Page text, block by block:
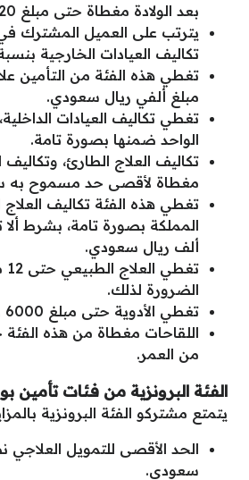
بعد الولادة مغطاة حتى مبلغ 20 ألف ريال سعودي.
يترتب على العميل المشترك
تكاليف العيادات الخارجية بنسبة 25% كحد
تغطي هذه الفئة من التأمين
مبلغ ألفي ريال سعودي.
تغطي تكاليف العيادات
الواحد ضمنها بصورة تامة.
تكاليف العلاج الطارئ،
مغطاة لأقصى حد مسموح به
تغطي هذه الفئة تكاليف
المملكة بصورة تامة، بشرط
ألف ريال سعودي.
الضرورة لذلك.
تغطي الأدوية حتى مبلغ 6000 ريال سعودي.
اللقاحات مغطاة من هذه
من العمر.
الفئة البرونزية من فئات تأمين
يتمتع مشتركو الفئة البرونزية
الحد الأقصى للتمويل
سعودي.